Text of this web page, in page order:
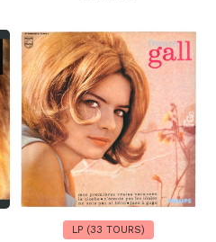
LP (33 TOURS)